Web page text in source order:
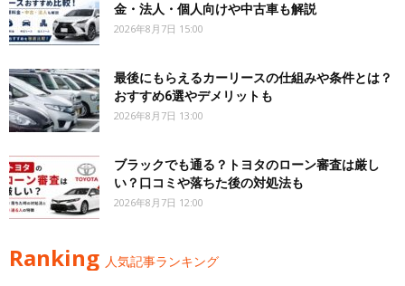
金・法人・個人向けや中古車も解説
2026年8月7日 15:00
最後にもらえるカーリースの仕組みや条件とは？
おすすめ6選やデメリットも
2026年8月7日 13:00
ブラックでも通る？トヨタのローン審査は厳し
い？口コミや落ちた後の対処法も
2026年8月7日 12:00
Ranking 人気記事ランキング